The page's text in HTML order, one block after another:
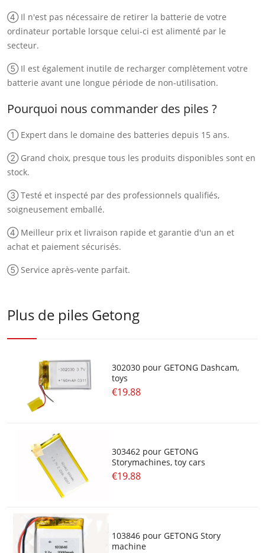
④ Il n'est pas nécessaire de retirer la batterie de votre
ordinateur portable lorsque celui-ci est alimenté par le
secteur.
⑤ Il est également inutile de recharger complètement votre
batterie avant une longue période de non-utilisation.
Pourquoi nous commander des piles ?
① Expert dans le domaine des batteries depuis 15 ans.
② Grand choix, presque tous les produits disponibles sont en
stock.
③ Testé et inspecté par des professionnels qualifiés,
soigneusement emballé.
④ Meilleur prix et livraison rapide et garantie d'un an et
achat et paiement sécurisés.
⑤ Service après-vente parfait.
Plus de piles Getong
302030 pour GETONG Dashcam,
toys
€19.88
303462 pour GETONG
Storymachines, toy cars
€19.88
103846 pour GETONG Story
machine